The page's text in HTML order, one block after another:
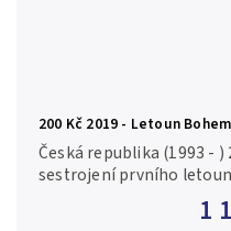
200 Kč 2019 - Letoun
1
Česká republika (1993 - )
sestrojení prvního
Bohemia B-5, autor